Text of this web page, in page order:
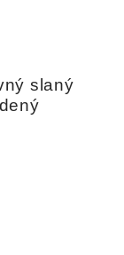
slaný